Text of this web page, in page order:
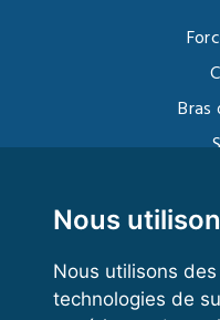
Nous
Nous utilisons
technologies de
Bras